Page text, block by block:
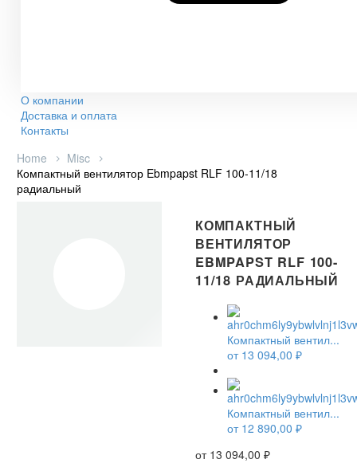
О компании
Доставка и оплата
Контакты
Home
Misc
Компактный вентилятор Ebmpapst RLF 100-11/18
радиальный
КОМПАКТНЫЙ
ВЕНТИЛЯТОР
EBMPAPST RLF 100-
11/18 РАДИАЛЬНЫЙ
Компактный вентил...
от 13 094,00 ₽
Компактный вентил...
от 12 890,00 ₽
от 13 094,00 ₽